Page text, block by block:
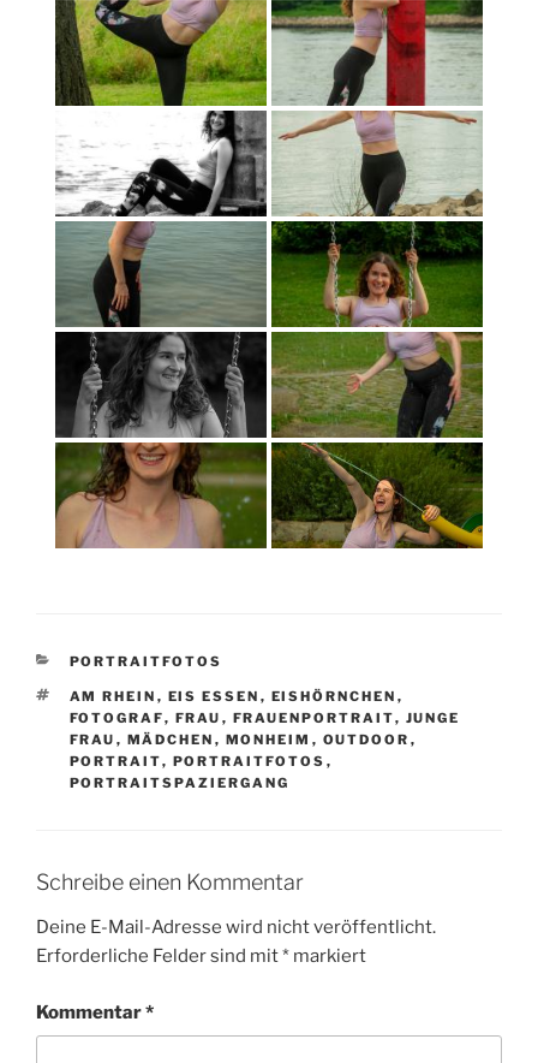
KATEGORIEN
PORTRAITFOTOS
SCHLAGWÖRTER
AM RHEIN , EIS ESSEN , EISHÖRNCHEN ,
FOTOGRAF, FRAU , FRAUENPORTRAIT, JUNGE
FRAU , MÄDCHEN , MONHEIM , OUTDOOR ,
PORTRAIT, PORTRAITFOTOS ,
PORTRAITSPAZIERGANG
Schreibe einen Kommentar
Deine E-Mail-Adresse wird nicht veröffentlicht.
Erforderliche Felder sind mit* markiert
Kommentar*